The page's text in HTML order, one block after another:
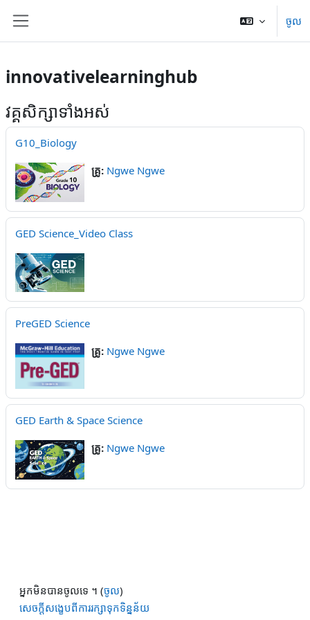
ចូល
innovativelearninghub
វគ្គសិក្សាទាំងអស់
G10_Biology
គ្រូ: Ngwe Ngwe
GED Science_Video Class
PreGED Science
គ្រូ: Ngwe Ngwe
GED Earth & Space Science
គ្រូ: Ngwe Ngwe
អ្នកមិនបានចូលទេ ។ (ចូល)
សេចក្តីសង្ខេបពីការរក្សាទុកទិន្នន័យ